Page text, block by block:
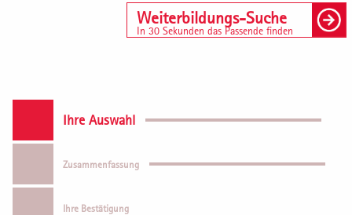
Weiterbildungs-Suche
In 30 Sekunden das Passende finden
Ihre Auswahl
Zusammenfassung
Ihre Bestätigung